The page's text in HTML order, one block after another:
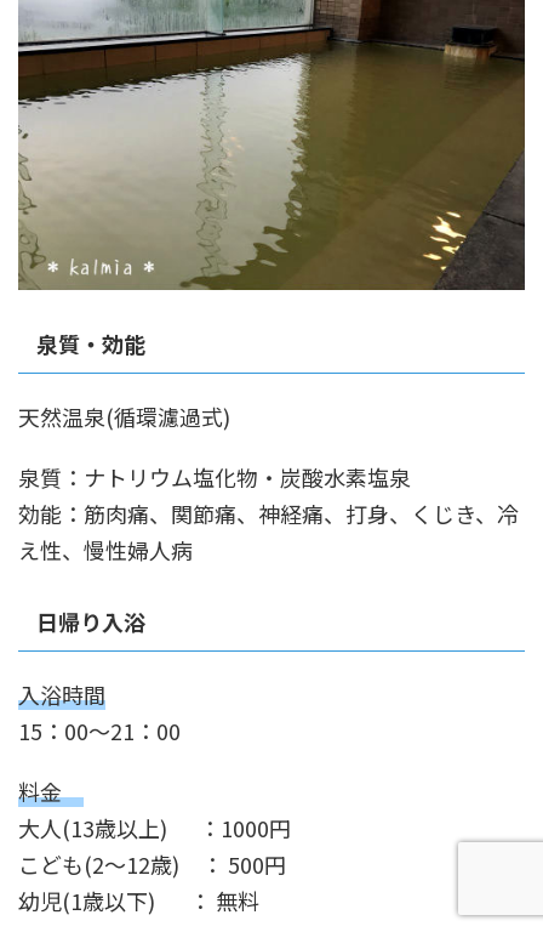
泉質・効能
天然温泉(循環濾過式)
泉質：ナトリウム塩化物・炭酸水素塩泉
効能：筋肉痛、関節痛、神経痛、打身、くじき、冷
え性、慢性婦人病
日帰り入浴
入浴時間
15：00～21：00
料金
大人(13歳以上) ：1000円
こども(2～12歳) ： 500円
幼児(1歳以下) ： 無料